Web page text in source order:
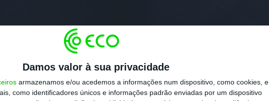
Damos valor à sua privacidade
armazenamos e/ou acedemos a informações num dispositivo, como cookies, e
como identificadores únicos e informações padrão enviadas por um dispositivo